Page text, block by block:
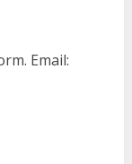
Email: